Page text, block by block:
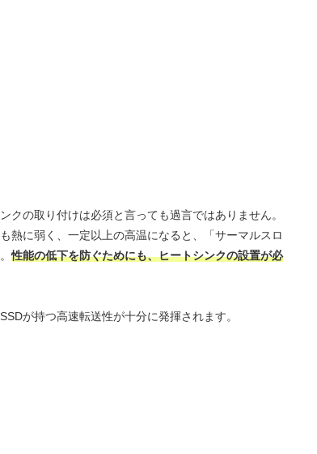
クの取り付けは必須と言っても過言ではありません。
熱に弱く、一定以上の高温になると、「サーマルスロ
性能の低下を防ぐためにも、ヒートシンクの設置が必
が持つ高速転送性が十分に発揮されます。